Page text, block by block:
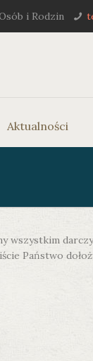
i Rodzin
Aktualności
wszystkim
Państwo